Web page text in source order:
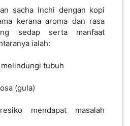
sacha Inchi dengan kopi
kerana aroma dan rasa
sedap serta manfaat
ialah:
tubuh
(gula)
mendapat masalah